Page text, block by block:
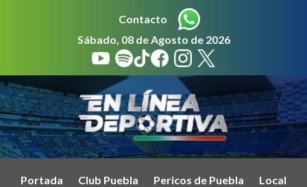
Contacto
Sábado, 08 de Agosto de 2026
Portada Club Puebla Pericos de Puebla
Local